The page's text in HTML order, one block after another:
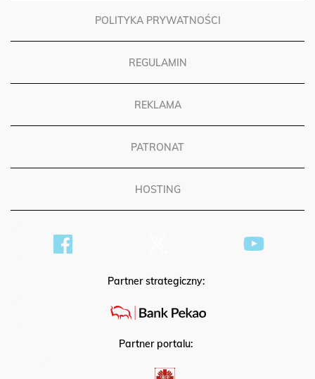
POLITYKA PRYWATNOŚCI
REGULAMIN
REKLAMA
PATRONAT
HOSTING
Partner strategiczny:
Partner portalu: